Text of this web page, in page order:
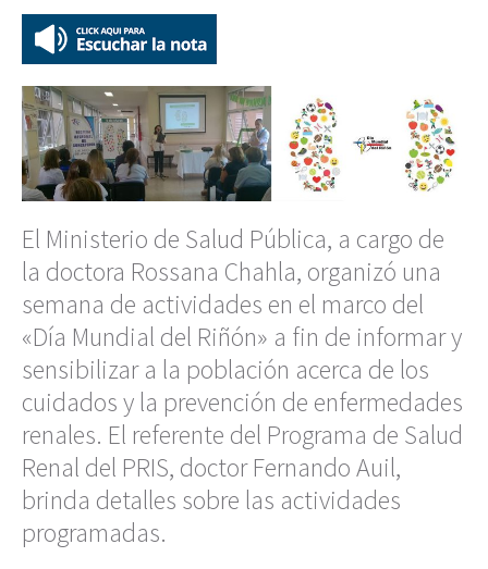
El Ministerio de Salud Pública, a cargo de
la doctora Rossana Chahla, organizó una
semana de actividades en el marco del
«Día Mundial del Riñón» a fin de informar y
sensibilizar a la población acerca de los
cuidados y la prevención de enfermedades
renales. El referente del Programa de Salud
Renal del PRIS, doctor Fernando Auil,
brinda detalles sobre las actividades
programadas.